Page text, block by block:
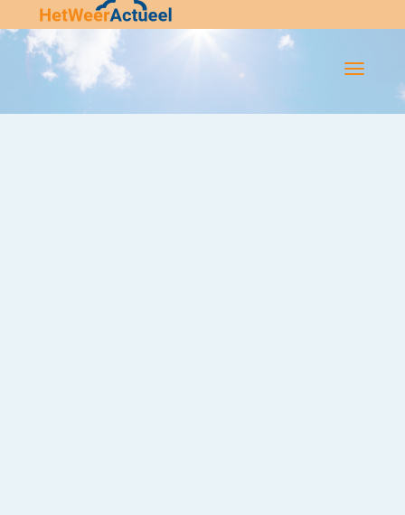
Flip-